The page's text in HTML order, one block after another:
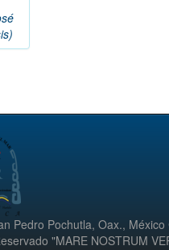
Pedro Pochutla, Oax., México
"MARE NOSTRUM